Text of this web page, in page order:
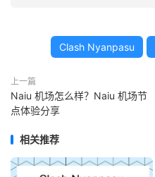
Clash Nyanpasu
上一篇
Naiu 机场怎么样？Naiu 机场节
点体验分享
相关推荐